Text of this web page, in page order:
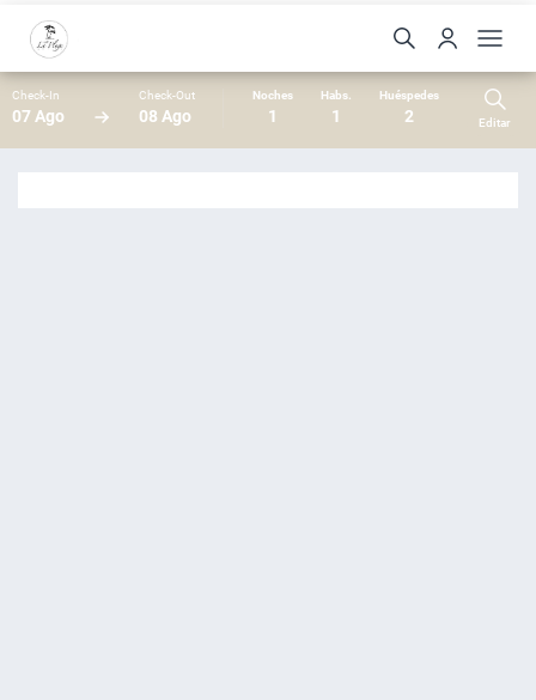
Check-In
07 Ago
Check-Out
08 Ago
Noches
1
Habs.
1
Huéspedes
2 Editar